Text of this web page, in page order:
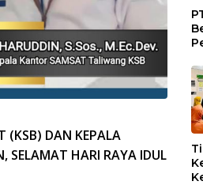
(KSB) DAN KEPALA
SELAMAT HARI RAYA IDUL